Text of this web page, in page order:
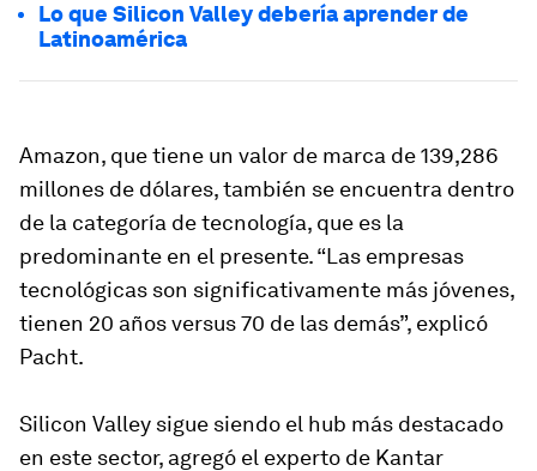
Lo que Silicon Valley debería aprender de
Latinoamérica
Amazon, que tiene un valor de marca de 139,286
millones de dólares, también se encuentra dentro
de la categoría de tecnología, que es la
predominante en el presente. “Las empresas
tecnológicas son significativamente más jóvenes,
tienen 20 años versus 70 de las demás”, explicó
Pacht.
Silicon Valley sigue siendo el hub más destacado
en este sector, agregó el experto de Kantar